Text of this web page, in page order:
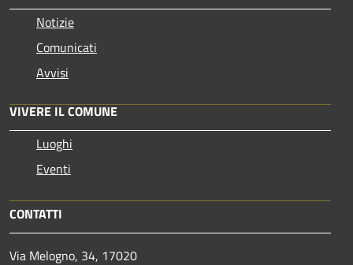
Notizie
Comunicati
Avvisi
VIVERE IL COMUNE
Luoghi
Eventi
CONTATTI
Via Melogno, 34, 17020